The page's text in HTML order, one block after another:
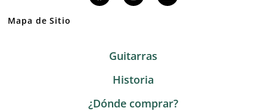
Mapa de Sitio
Guitarras
Historia
¿Dónde comprar?